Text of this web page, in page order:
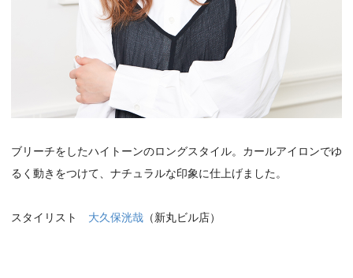
ブリーチをしたハイトーンのロングスタイル。カールアイロンでゆ
るく動きをつけて、ナチュラルな印象に仕上げました。
スタイリスト 大久保洸哉 （新丸ビル店）